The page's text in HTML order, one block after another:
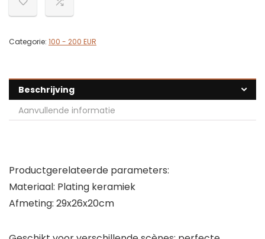
Categorie: 100 - 200 EUR
Beschrijving
Aanvullende informatie
Productgerelateerde parameters:
Materiaal: Plating keramiek
Afmeting: 29x26x20cm